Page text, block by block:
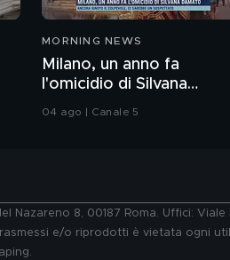
MORNING NEWS
Milano, un anno fa
l'omicidio di Silvana
Damato
04 ago | Canale 5
Nazareno 8, 00187 Roma. Uffici:
e/o riprodotti è vietata ogni